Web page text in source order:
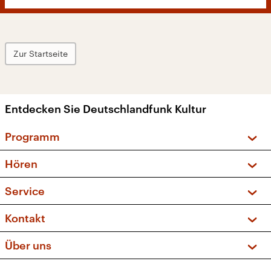
Zur Startseite
Entdecken Sie Deutschlandfunk Kultur
Programm
Sendungen und Podcasts
Musikliste
Kakadu – Das Kinderprogramm
Hören
Frequenzen (UKW + DAB+)
Service
FAQ
Apps
Newsletter
Kontakt
Social Media
Über uns